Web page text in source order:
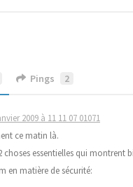
Pings 2
2009 à 11 11 07 01071
ce matin là.
choses essentielles qui montrent
en matière de sécurité: